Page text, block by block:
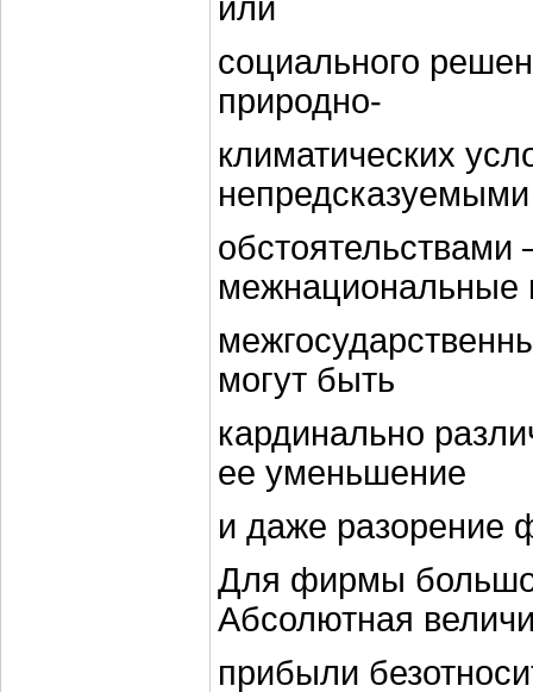
или
социального
природно-
климатических
непредсказуемыми
обстоятельствами
межнациональные
могут быть
кардинально
ее уменьшение
и даже разорение
Для фирмы
Абсолютная
прибыли